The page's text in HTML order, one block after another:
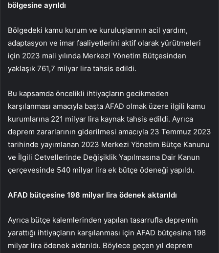
bölgesine ayrıldı
Bölgedeki kamu kurum ve kuruluşlarının acil yardım,
adaptasyon ve imar faaliyetlerini aktif olarak yürütmeleri
için 2023 mali yılında Merkezi Yönetim Bütçesinden
yaklaşık 761,7 milyar lira tahsis edildi.
Bu kapsamda öncelikli ihtiyaçların gecikmeden
karşılanması amacıyla başta AFAD olmak üzere ilgili kamu
kurumlarına 221 milyar lira kaynak tahsis edildi. Ayrıca
deprem zararlarının giderilmesi amacıyla 23 Temmuz 2023
tarihinde yayımlanan 2023 Merkezi Yönetim Bütçe Kanunu
ve İlgili Cetvellerinde Değişiklik Yapılmasına Dair Kanun
çerçevesinde 540 milyar lira ek bütçe ödeneği yapıldı.
AFAD bütçesine 198 milyar lira ödenek aktarıldı
Ayrıca bütçe kalemlerinden yapılan tasarrufla depremin
yarattığı ihtiyaçların karşılanması için AFAD bütçesine 198
milyar lira ödenek aktarıldı. Böylece geçen yıl deprem